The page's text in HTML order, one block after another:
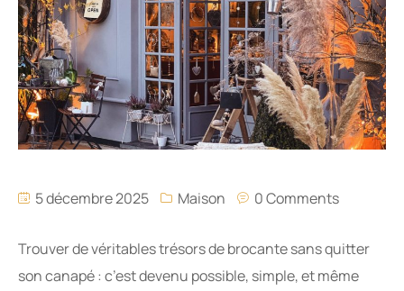
5 décembre 2025 Maison 0 Comments
Trouver de véritables trésors de brocante sans quitter
son canapé : c’est devenu possible, simple, et même